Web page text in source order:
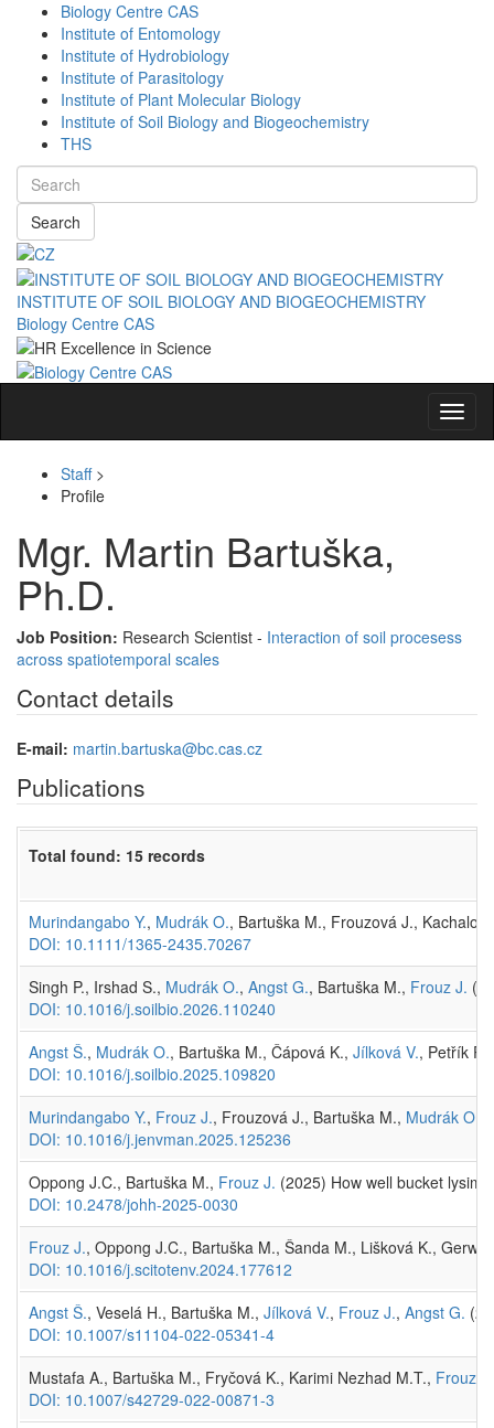
Biology Centre CAS
Institute of Entomology
Institute of Hydrobiology
Institute of Parasitology
Institute of Plant Molecular Biology
Institute of Soil Biology and Biogeochemistry
THS
Search
INSTITUTE OF SOIL BIOLOGY AND BIOGEOCHEMISTRY
Biology Centre CAS
Staff>
Profile
Mgr. Martin Bartuška,
Ph.D.
Job Position: Research Scientist - Interaction of soil procesess
across spatiotemporal scales
Contact details
E-mail: martin.bartuska@bc.cas.cz
Publications
Total found: 15 records
Murindangabo Y., Mudrák O., Bartuška M., Frouzová J.,
DOI: 10.1111/1365-2435.70267
Singh P., Irshad S., Mudrák O., Angst G., Bartuška M., Frouz J.
DOI: 10.1016/j.soilbio.2026.110240
Angst Š., Mudrák O., Bartuška M., Čápová K., Jílková V., Petřík P.,
DOI: 10.1016/j.soilbio.2025.109820
Murindangabo Y., Frouz J., Frouzová J., Bartuška M., Mudrák O.
DOI: 10.1016/j.jenvman.2025.125236
Oppong J.C., Bartuška M., Frouz J. (2025) How well bucket
DOI: 10.2478/johh-2025-0030
Frouz J., Oppong J.C., Bartuška M., Šanda M., Lišková K.,
DOI: 10.1016/j.scitotenv.2024.177612
Angst Š., Veselá H., Bartuška M., Jílková V., Frouz J., Angst G.
DOI: 10.1007/s11104-022-05341-4
Mustafa A., Bartuška M., Fryčová K., Karimi Nezhad M.T., Frouz J.
DOI: 10.1007/s42729-022-00871-3